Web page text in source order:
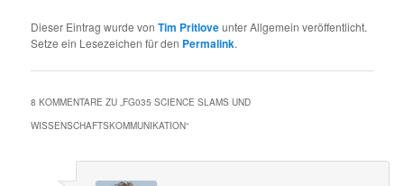
Dieser Eintrag wurde vonTim Pritloveunter Allgemein veröffentlicht.
Setze ein Lesezeichen für den Permalink.
8 KOMMENTARE ZU „FG035 SCIENCE SLAMS UND
WISSENSCHAFTSKOMMUNIKATION“